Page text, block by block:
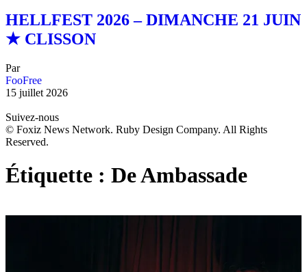
HELLFEST 2026 – DIMANCHE 21 JUIN
★ CLISSON
Par
FooFree
15 juillet 2026
Suivez-nous
© Foxiz News Network. Ruby Design Company. All Rights
Reserved.
Étiquette : De Ambassade